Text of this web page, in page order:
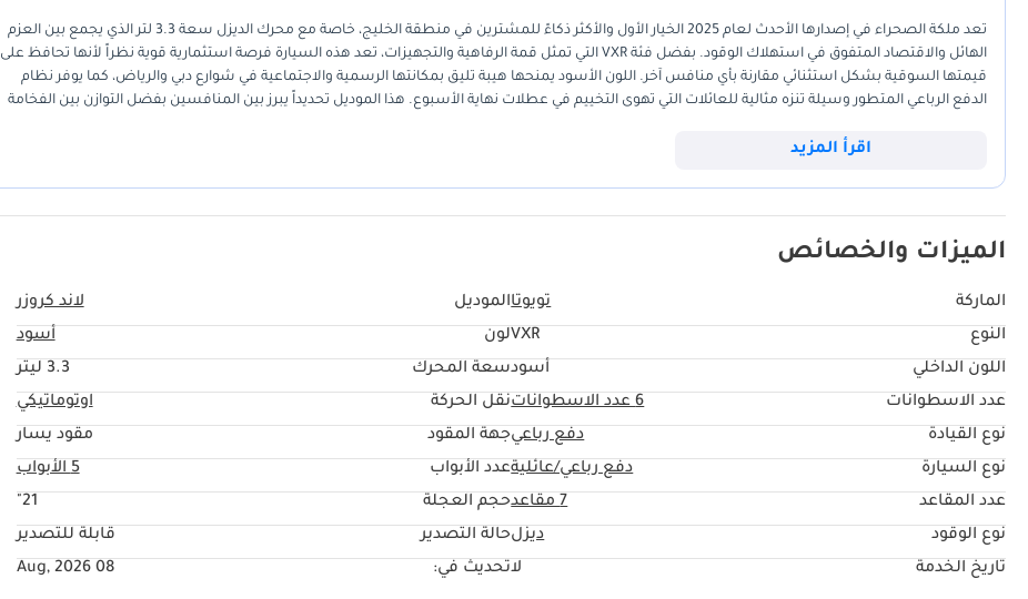
تعد ملكة الصحراء في إصدارها الأحدث لعام 2025 الخيار الأول والأكثر ذكاءً للمشترين في منطقة الخليج، خاصة مع محرك الديزل سعة 3.3 لتر الذي يجمع بين العزم
الهائل والاقتصاد المتفوق في استهلاك الوقود. بفضل فئة VXR التي تمثل قمة الرفاهية والتجهيزات، تعد هذه السيارة فرصة استثمارية قوية نظراً لأنها تحافظ على
قيمتها السوقية بشكل استثنائي مقارنة بأي منافس آخر. اللون الأسود يمنحها هيبة تليق بمكانتها الرسمية والاجتماعية في شوارع دبي والرياض، كما يوفر نظام
الدفع الرباعي المتطور وسيلة تنزه مثالية للعائلات التي تهوى التخييم في عطلات نهاية الأسبوع. هذا الموديل تحديداً يبرز بين المنافسين بفضل التوازن بين الفخامة
وسهولة الصيانة في كافة أنحاء المنطقة.
اقرأ المزيد
الميزات والخصائص
الماركة تويوتاالموديل
لاند كروزر
النوع
VXRلون
أسود
اللون الداخلي
أسودسعة المحرك
3.3 ليتر
عدد الاسطوانات
6عدد الاسطواناتنقل الحركة
اوتوماتيكي
نوع القيادة
دفع رباعيجهة المقود
مقود يسار
نوع السيارة
دفع رباعي/عائليةعدد الأبواب
5 الأبواب
عدد المقاعد
7 مقاعد حجم العجلة
21"
نوع الوقود
ديزلحالة التصدير
قابلة للتصدير
تاريخ الخدمة
لاتحديث في: 08 Aug, 2026